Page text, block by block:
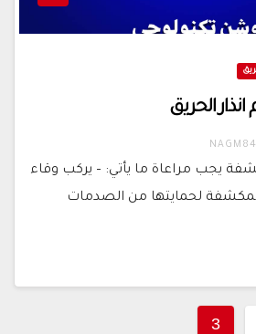
الحريق
يجب مراعاة ما يأتي: – يركب وقاء
لحمايتها من الصدمات
3